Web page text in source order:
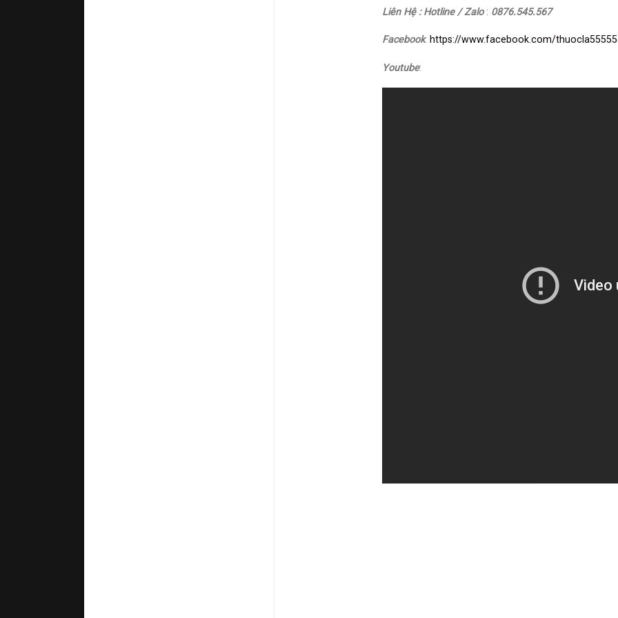
Liên Hệ : Hotline / Zalo: 0876.545.567
Facebook: https://www.facebook.com/
Youtube: